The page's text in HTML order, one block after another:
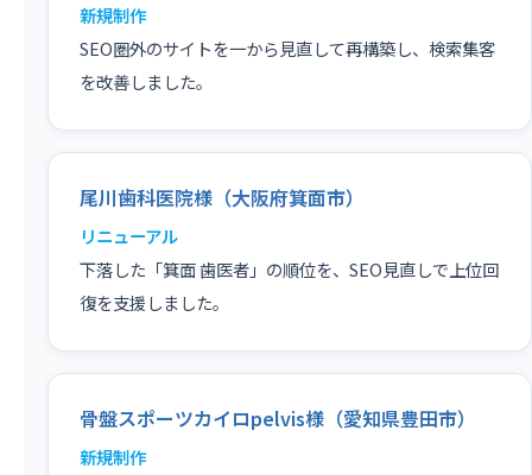
新規制作
SEO圏外のサイトを一から見直して再構築し、検索集客
を改善しました。
尾川歯科医院様（大阪府箕面市）
リニューアル
下落した「箕面 歯医者」の順位を、SEO見直しで上位回
復を支援しました。
骨盤スポーツカイロpelvis様（愛知県豊田市）
新規制作